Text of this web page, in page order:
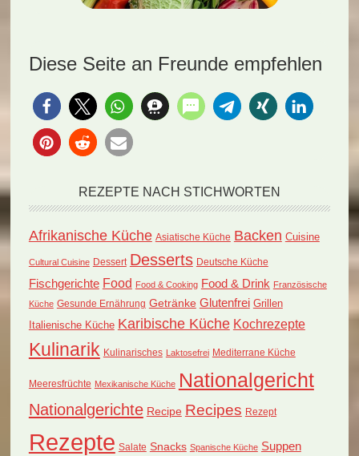
Diese Seite an Freunde empfehlen
REZEPTE NACH STICHWORTEN
Afrikanische Küche Asiatische Küche Backen Cuisine
Cultural Cuisine Dessert Desserts Deutsche Küche
Fischgerichte Food Food & Cooking Food & Drink Französische
Küche Gesunde Ernährung Getränke Glutenfrei Grillen
Italienische Küche Karibische Küche Kochrezepte
Kulinarik Kulinarisches Laktosefrei Mediterrane Küche
Meeresfrüchte Mexikanische Küche Nationalgericht
Nationalgerichte Recipe Recipes Rezept
Rezepte Salate Snacks Spanische Küche Suppen